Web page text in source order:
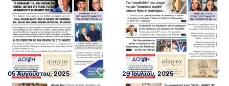
05 Αυγούστου, 2025 29 Ιουλίου, 2025